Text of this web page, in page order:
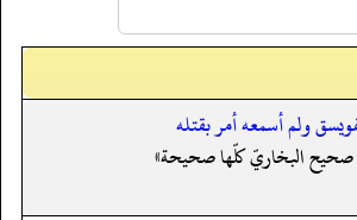
ولم أسمعه أمر بقتله
البخاريّ كلّها صحيحة»